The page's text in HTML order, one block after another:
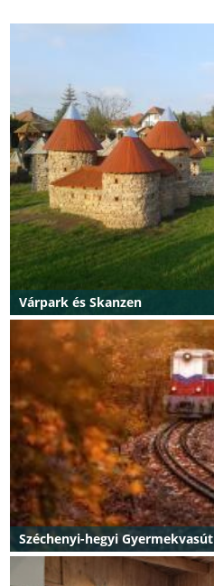
Várpark és Skanzen
Széchenyi-hegyi Gyermekvasút